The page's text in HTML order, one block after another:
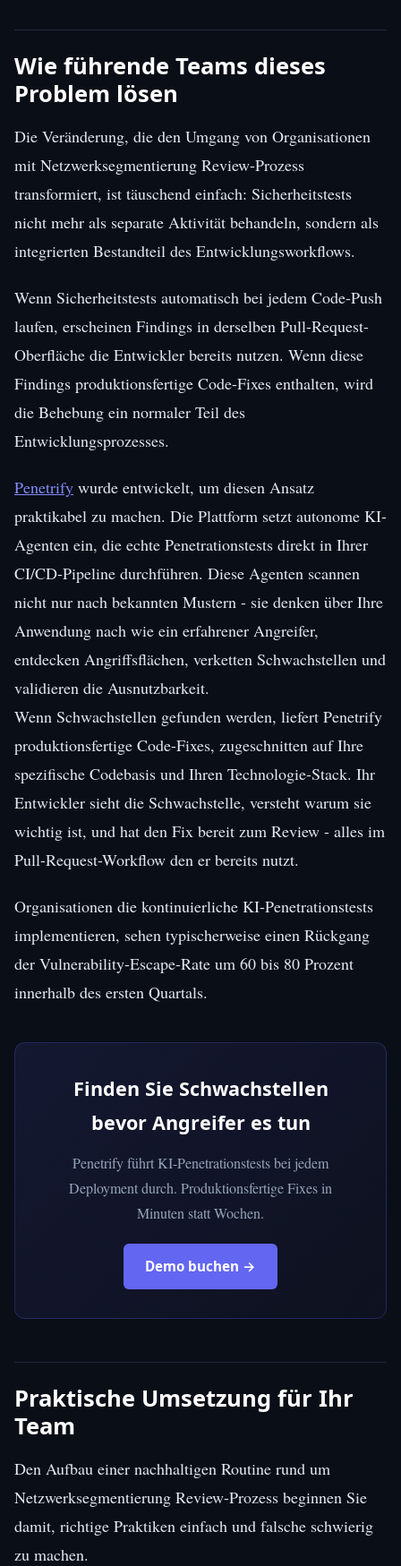
Wie führende Teams dieses
Problem lösen
Die Veränderung, die den Umgang von Organisationen
mit Netzwerksegmentierung Review-Prozess
transformiert, ist täuschend einfach: Sicherheitstests
nicht mehr als separate Aktivität behandeln, sondern als
integrierten Bestandteil des Entwicklungsworkflows.
Wenn Sicherheitstests automatisch bei jedem Code-Push
laufen, erscheinen Findings in derselben Pull-Request-
Oberfläche die Entwickler bereits nutzen. Wenn diese
Findings produktionsfertige Code-Fixes enthalten, wird
die Behebung ein normaler Teil des
Entwicklungsprozesses.
Penetrify wurde entwickelt, um diesen Ansatz
praktikabel zu machen. Die Plattform setzt autonome KI-
Agenten ein, die echte Penetrationstests direkt in Ihrer
CI/CD-Pipeline durchführen. Diese Agenten scannen
nicht nur nach bekannten Mustern - sie denken über Ihre
Anwendung nach wie ein erfahrener Angreifer,
entdecken Angriffsflächen, verketten Schwachstellen und
validieren die Ausnutzbarkeit.
Wenn Schwachstellen gefunden werden, liefert Penetrify
produktionsfertige Code-Fixes, zugeschnitten auf Ihre
spezifische Codebasis und Ihren Technologie-Stack. Ihr
Entwickler sieht die Schwachstelle, versteht warum sie
wichtig ist, und hat den Fix bereit zum Review - alles im
Pull-Request-Workflow den er bereits nutzt.
Organisationen die kontinuierliche KI-Penetrationstests
implementieren, sehen typischerweise einen Rückgang
der Vulnerability-Escape-Rate um 60 bis 80 Prozent
innerhalb des ersten Quartals.
Finden Sie Schwachstellen
bevor Angreifer es tun
Penetrify führt KI-Penetrationstests bei jedem
Deployment durch. Produktionsfertige Fixes in
Minuten statt Wochen.
Demo buchen →
Praktische Umsetzung für Ihr
Team
Den Aufbau einer nachhaltigen Routine rund um
Netzwerksegmentierung Review-Prozess beginnen Sie
damit, richtige Praktiken einfach und falsche schwierig
zu machen.